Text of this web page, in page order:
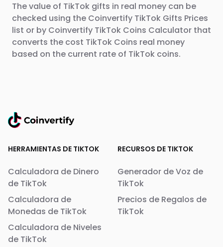
The value of TikTok gifts in real money can be
checked using the Coinvertify TikTok Gifts Prices
list or by Coinvertify TikTok Coins Calculator that
converts the cost TikTok Coins real money
based on the current rate of TikTok coins.
HERRAMIENTAS DE TIKTOK
Calculadora de Dinero
de TikTok
Calculadora de
Monedas de TikTok
Calculadora de Niveles
de TikTok
RECURSOS DE TIKTOK
Generador de Voz de
TikTok
Precios de Regalos de
TikTok